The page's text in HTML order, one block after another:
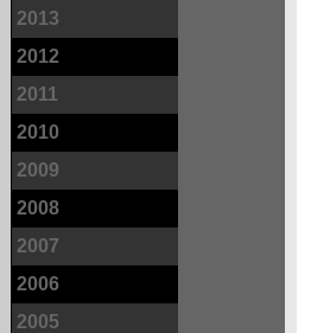
2013
2012
2011
2010
2009
2008
2007
2006
2005